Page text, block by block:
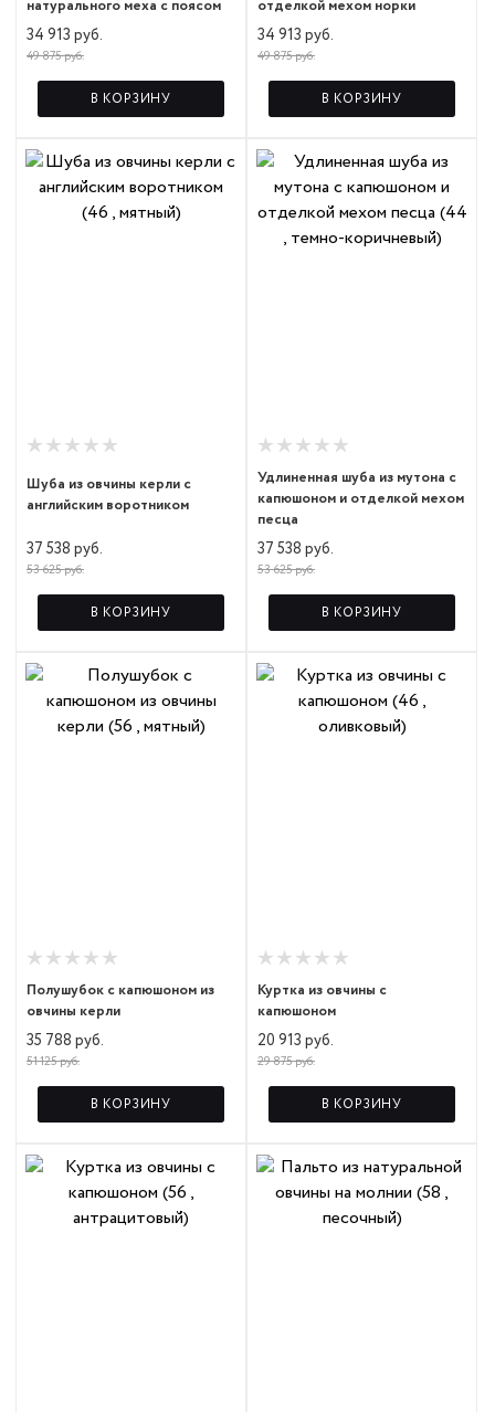
натурального меха с поясом
34 913 руб.
49 875 руб.
В КОРЗИНУ
отделкой мехом норки
34 913 руб.
49 875 руб.
В КОРЗИНУ
Шуба из овчины керли с
английским воротником
37 538 руб.
53 625 руб.
В КОРЗИНУ
Удлиненная шуба из мутона с
капюшоном и отделкой мехом
песца
37 538 руб.
53 625 руб.
В КОРЗИНУ
Полушубок с капюшоном из
овчины керли
35 788 руб.
51 125 руб.
В КОРЗИНУ
Куртка из овчины с
капюшоном
20 913 руб.
29 875 руб.
В КОРЗИНУ